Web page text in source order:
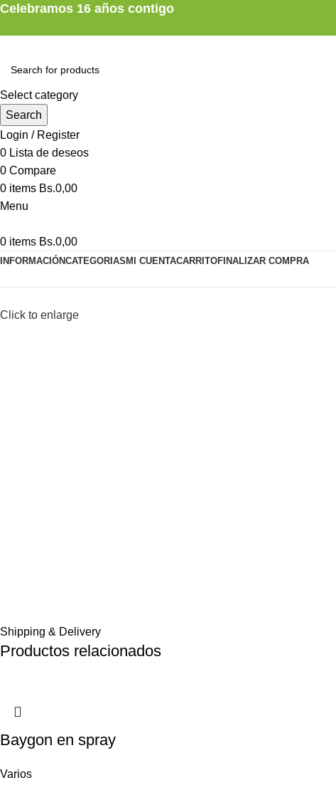
Celebramos 16 años contigo
Select category
Search
Login / Register
0 Lista de deseos
0 Compare
0 items Bs.0,00
Menu
0 items Bs.0,00
INFORMACIÓNCATEGORIAS MI CUENTACARRITOFINALIZAR COMPRA
Click to enlarge
Shipping & Delivery
Productos relacionados
Baygon en spray
Varios